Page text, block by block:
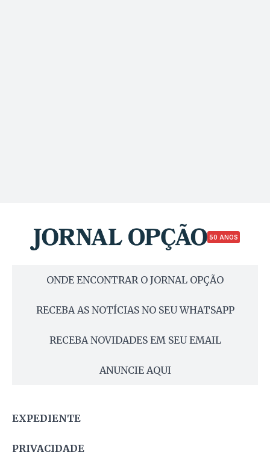
50 ANOS
ONDE ENCONTRAR O JORNAL OPÇÃO
RECEBA AS NOTÍCIAS NO SEU WHATSAPP
RECEBA NOVIDADES EM SEU EMAIL
ANUNCIE AQUI
EXPEDIENTE
PRIVACIDADE